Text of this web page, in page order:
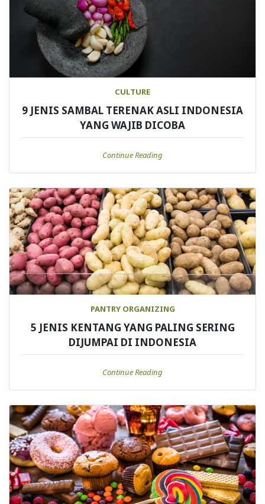
CULTURE
9 JENIS SAMBAL TERENAK ASLI INDONESIA
YANG WAJIB DICOBA
Continue Reading
PANTRY ORGANIZING
5 JENIS KENTANG YANG PALING SERING
DIJUMPAI DI INDONESIA
Continue Reading